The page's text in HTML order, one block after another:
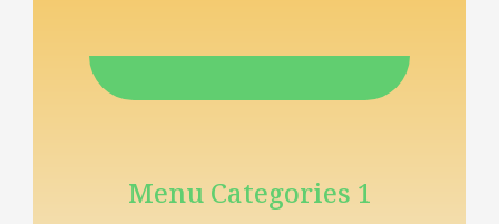
Menu Categories 1